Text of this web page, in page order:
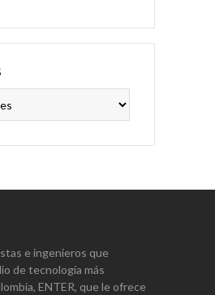
e ingenieros que
de tecnología más
ENTER, que le ofrece